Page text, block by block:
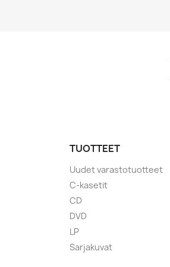
TUOTTEET
Uudet varastotuotteet
C-kasetit
CD
DVD
LP
Sarjakuvat